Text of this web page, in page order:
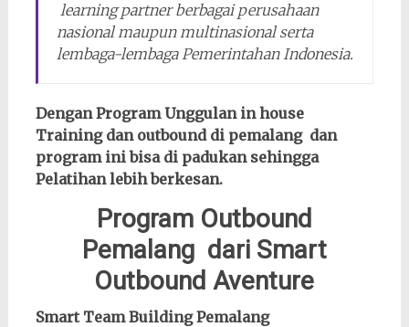
learning partner berbagai perusahaan
nasional maupun multinasional serta
lembaga-lembaga Pemerintahan Indonesia.
Dengan Program Unggulan in house
Training dan outbound di pemalang dan
program ini bisa di padukan sehingga
Pelatihan lebih berkesan.
Program Outbound
Pemalang dari Smart
Outbound Aventure
Smart Team Building Pemalang